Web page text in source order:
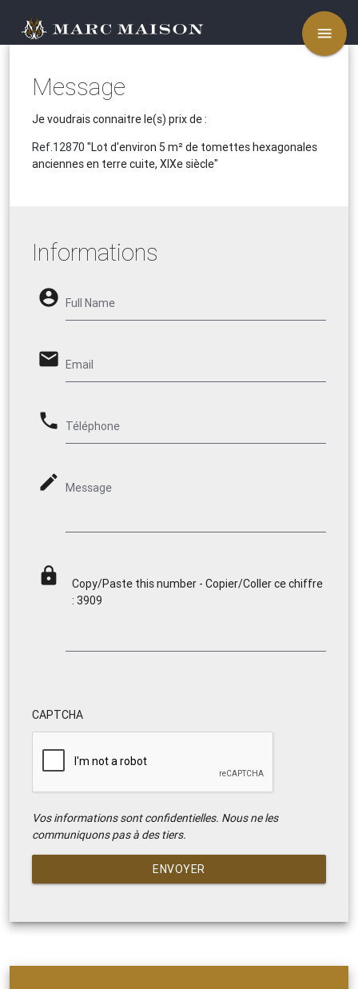
menu
Message
Je voudrais connaitre le(s) prix de :
Ref.12870 "Lot d'environ 5 m² de tomettes hexagonales
anciennes en terre cuite, XIXe siècle"
Informations
account_circle Full Name
email Email
phone Téléphone
mode_edit Message
lock
Copy/Paste this number - Copier/Coller ce chiffre
: 3909
CAPTCHA
Vos informations sont confidentielles. Nous ne les
communiquons pas à des tiers.
ENVOYER